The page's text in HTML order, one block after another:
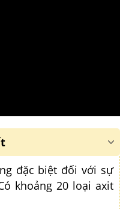
đặc biệt đối với sự
khoảng 20 loại axit